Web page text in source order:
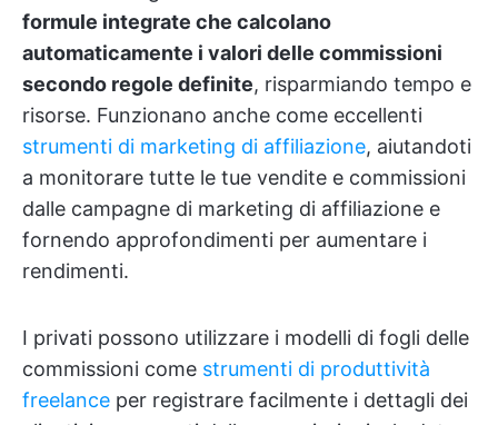
formule integrate che calcolano
automaticamente i valori delle commissioni
secondo regole definite, risparmiando tempo e
risorse. Funzionano anche come eccellenti
strumenti di marketing di affiliazione, aiutandoti
a monitorare tutte le tue vendite e commissioni
dalle campagne di marketing di affiliazione e
fornendo approfondimenti per aumentare i
rendimenti.
I privati possono utilizzare i modelli di fogli delle
commissioni come strumenti di produttività
freelance per registrare facilmente i dettagli dei